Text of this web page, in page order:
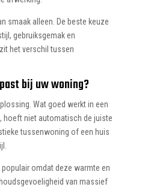
smaak alleen. De beste keuze
gebruiksgemak en
het verschil tussen
bij uw woning?
Wat goed werkt in een
hoeft niet automatisch de juiste
tussenwoning of een huis
omdat deze warmte en
van massief